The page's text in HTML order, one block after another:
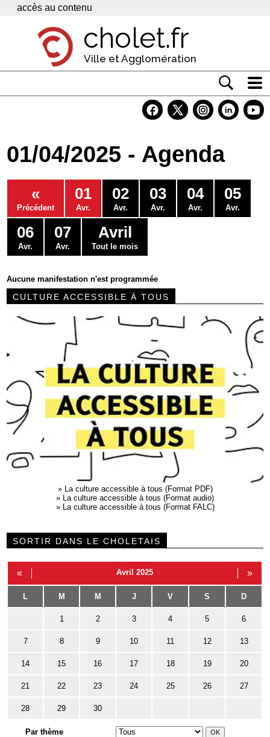
Panneau de gestion des cookies
accès au contenu
cholet.fr
Ville et Agglomération
Economie
Services
Contacts
01/04/2025 - Agenda
«
Précédent
01
Avr.
02
Avr.
03
Avr.
04
Avr.
05
Avr.
06
Avr.
07
Avr.
Avril
Tout le mois
Aucune manifestation n'est programmée
CULTURE ACCESSIBLE À TOUS
»
La culture accessible à tous (Format PDF)
»
La culture accessible à tous (Format audio)
»
La culture accessible à tous (Format FALC)
SORTIR DANS LE CHOLETAIS
« Avril 2025 »
L M M J V S D
1 2 3 4 5 6
7 8 9 10 11 12 13
14 15 16 17 18 19 20
21 22 23 24 25 26 27
28 29 30
Par thème